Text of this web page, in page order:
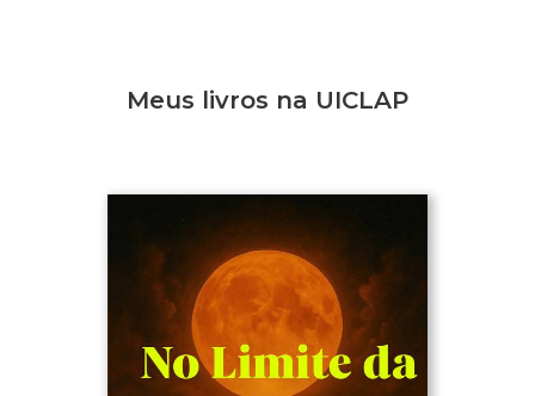
Meus livros na UICLAP